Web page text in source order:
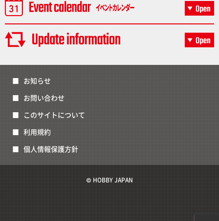
お知らせ
お問い合わせ
このサイトについて
利用規約
個人情報保護方針
© HOBBY JAPAN